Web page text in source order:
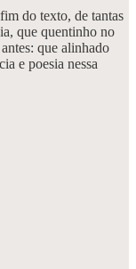
do texto, de tantas
que quentinho no
que alinhado
e poesia nessa